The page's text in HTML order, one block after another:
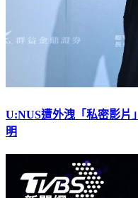
U:NUS遭外洩「私密影
明